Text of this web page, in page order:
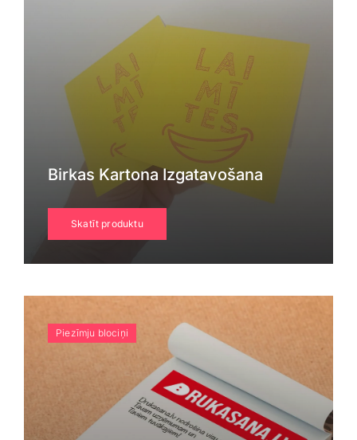
Birkas Kartona Izgatavošana
Skatīt produktu
Piezīmju blociņi